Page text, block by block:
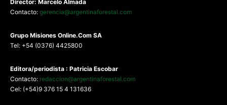
Director: Marcelo Almada
Grupo MisionesOnline.ComSA
Tel: +54 (0376) 4425800